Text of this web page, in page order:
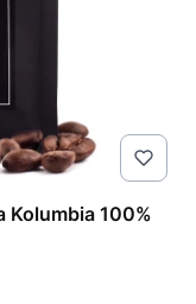
Kolumbia 100%